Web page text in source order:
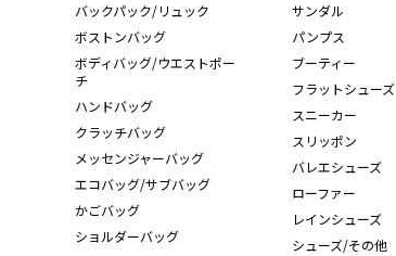
バックパック/リュック
ボストンバッグ
ボディバッグ/ウエストポー
チ
ハンドバッグ
クラッチバッグ
メッセンジャーバッグ
エコバッグ/サブバッグ
かごバッグ
ショルダーバッグ
サンダル
パンプス
ブーティー
フラットシューズ
スニーカー
スリッポン
バレエシューズ
ローファー
レインシューズ
シューズ/その他